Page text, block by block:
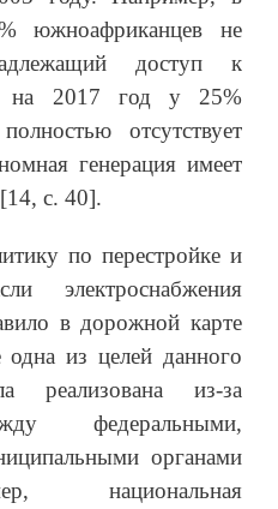
южноафриканцев не
доступ к
на 2017 год у 25%
отсутствует
генерация имеет
с. 40].
по перестройке и
электроснабжения
в дорожной карте
из целей данного
реализована из-за
федеральными,
органами
национальная